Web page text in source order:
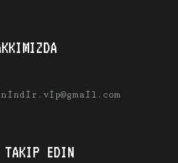
EDIN